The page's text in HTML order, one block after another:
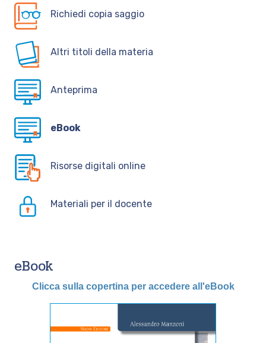
Richiedi copia saggio
Altri titoli della materia
Anteprima
eBook
Risorse digitali online
Materiali per il docente
eBook
Clicca sulla copertina per accedere all'eBook